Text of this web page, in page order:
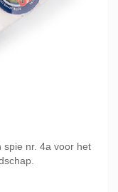
spie nr. 4a voor het